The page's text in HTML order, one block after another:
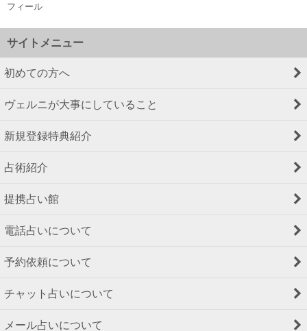
フィール
サイトメニュー
初めての方へ
ヴェルニが大事にしていること
新規登録特典紹介
占術紹介
提携占い館
電話占いについて
予約依頼について
チャット占いについて
メール占いについて